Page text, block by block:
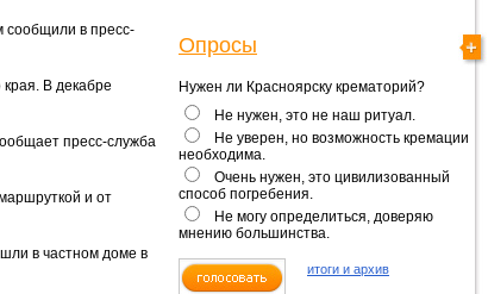
сообщили в пресс-
В декабре
пресс-служба
и от
в частном доме в
Опросы
Нужен ли Красноярску крематорий?
Не нужен, это не наш ритуал.
Не уверен, но возможность кремации
необходима.
Очень нужен, это цивилизованный
способ погребения.
Не могу определиться, доверяю
мнению большинства.
итоги и архив